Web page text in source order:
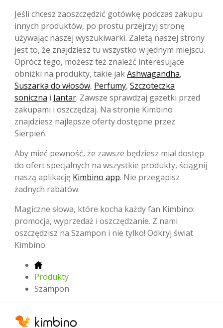
Jeśli chcesz zaoszczędzić gotówkę podczas zakupu
innych produktów, po prostu przejrzyj stronę
używając naszej wyszukiwarki. Zaletą naszej strony
jest to, że znajdziesz tu wszystko w jednym miejscu.
Oprócz tego, możesz też znaleźć interesujące
obniżki na produkty, takie jakAshwagandha,
Suszarka do włosów, Perfumy, Szczoteczka
soniczna i Jantar. Zawsze sprawdzaj gazetki przed
zakupami i oszczędzaj. Na stronie Kimbino
znajdziesz najlepsze oferty dostępne przez
Sierpień.
Aby mieć pewność, że zawsze będziesz miał dostęp
do ofert specjalnych na wszystkie produkty, ściągnij
naszą aplikację Kimbino app. Nie przegapisz
żadnych rabatów.
Magiczne słowa, które kocha każdy fan Kimbino:
promocja, wyprzedaż i oszczędzanie. Z nami
oszczędzisz na Szampon i nie tylko! Odkryj świat
Kimbino.
Produkty
Szampon